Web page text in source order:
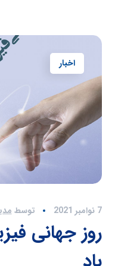
اخبار
7 نوامبر 2021 توسط
روز جهانی